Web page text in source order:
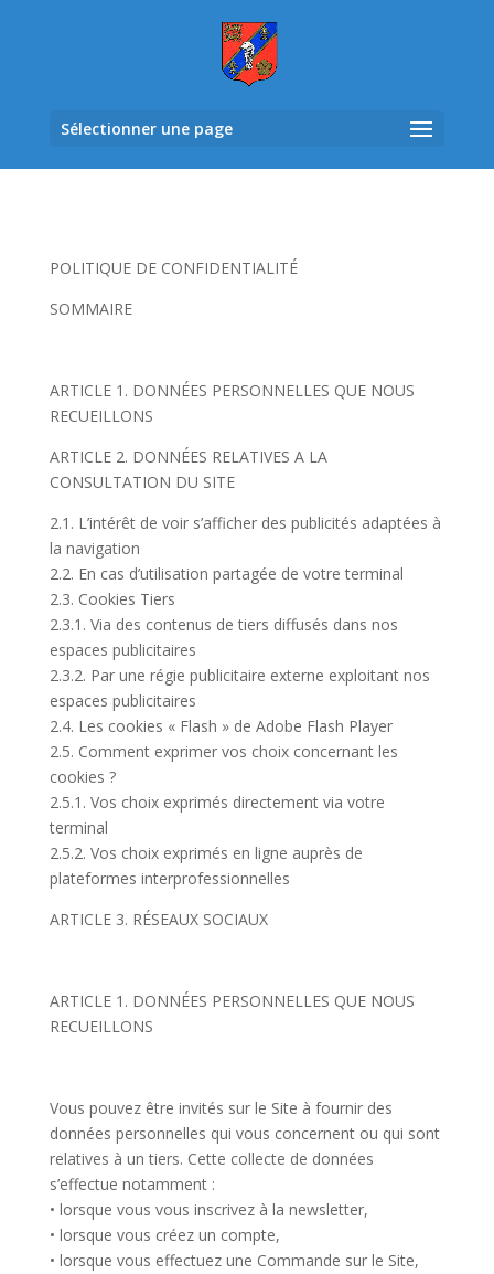
Sélectionner une page
POLITIQUE DE CONFIDENTIALITÉ
SOMMAIRE
ARTICLE 1. DONNÉES PERSONNELLES QUE NOUS
RECUEILLONS
ARTICLE 2. DONNÉES RELATIVES A LA
CONSULTATION DU SITE
2.1. L’intérêt de voir s’afficher des publicités adaptées à
la navigation
2.2. En cas d’utilisation partagée de votre terminal
2.3. Cookies Tiers
2.3.1. Via des contenus de tiers diffusés dans nos
espaces publicitaires
2.3.2. Par une régie publicitaire externe exploitant nos
espaces publicitaires
2.4. Les cookies « Flash » de Adobe Flash Player
2.5. Comment exprimer vos choix concernant les
cookies ?
2.5.1. Vos choix exprimés directement via votre
terminal
2.5.2. Vos choix exprimés en ligne auprès de
plateformes interprofessionnelles
ARTICLE 3. RÉSEAUX SOCIAUX
ARTICLE 1. DONNÉES PERSONNELLES QUE NOUS
RECUEILLONS
Vous pouvez être invités sur le Site à fournir des
données personnelles qui vous concernent ou qui sont
relatives à un tiers. Cette collecte de données
s’effectue notamment :
• lorsque vous vous inscrivez à la newsletter,
• lorsque vous créez un compte,
• lorsque vous effectuez une Commande sur le Site,